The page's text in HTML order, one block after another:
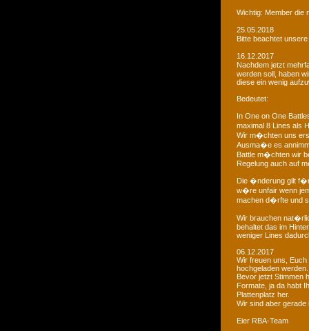
Wichtig: Member
25.05.2018
Bitte beachtet
16.12.2017
Nachdem jetzt
werden soll, haben
diese ein wenig
Bedeutet:
In One on One
maximal 8 Lines als
Wir m�chten uns
Ausma�e es
Battle m�chten wir
Regelung auch auf
Die �nderung gilt f�r
w�re unfair wenn
machen d�rfte und
Wir brauchen
behaltet das im
weniger Lines
06.12.2017
Wir freuen uns,
hochgeladen werden.
Bevor jetzt Stimmen
Formate, ja da habt
Plattenplatz her.
Wir sind aber
Eier RBA-Team